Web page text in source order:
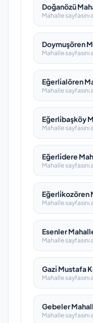
Doğanözü
Mahalle sayfasını
Doymuşören
Mahalle sayfasını
Eğerli̇alören
Mahalle sayfasını
Eğerli̇başköy
Mahalle sayfasını
Eğerli̇dere
Mahalle sayfasını
Eğerli̇kozören
Mahalle sayfasını
Esenler
Mahalle sayfasını
Gazi̇ Mustafa
Mahalle sayfasını
Gebeler
Mahalle sayfasını